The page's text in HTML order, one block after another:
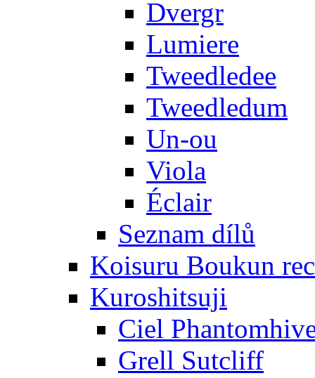
Dvergr
Lumiere
Tweedledee
Tweedledum
Un-ou
Viola
Éclair
Seznam dílů
Koisuru Boukun
Kuroshitsuji
Ciel
Grell Sutcliff